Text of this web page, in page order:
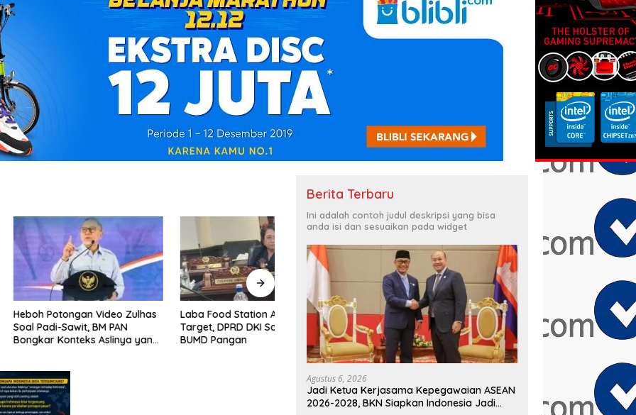
Video Zulhas
Sawit, BM PAN
Aslinya yang
Laba Food Station Anjlok dari
Target, DPRD DKI Soroti Kinerja
BUMD Pangan
PENGGANTIAN KAPOLRI,
KOMPETENSI ABSOLUT
PRESIDEN
Kepala BKN Prof Zudan
Perkuat Kerjasama Indonesia –
Kamboja untuk Kemajuan Tata
Kelola ASN di ASEAN
Berita Terbaru
Ini adalah contoh judul deskripsi yang bisa
anda isi dan sesuaikan pada widget
Agustus 6, 2026
Jadi Ketua Kerjasama Kepegawaian ASEAN
2026-2028, BKN Siapkan Indonesia Jadi